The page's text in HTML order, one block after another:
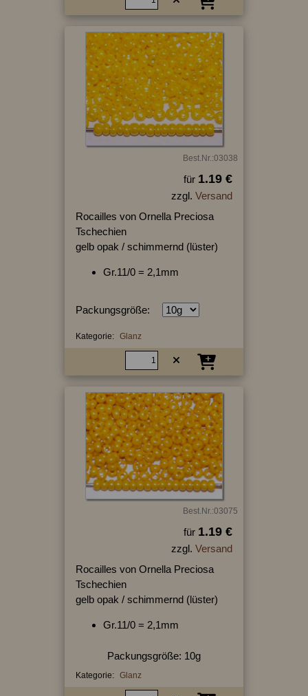
Best.Nr.:03038
für 1.19 €
zzgl. Versand
Rocailles von Ornella Preciosa
Tschechien
gelb opak / schimmernd (lüster)
Gr.11/0 = 2,1mm
Packungsgröße:
Kategorie: Glanz
Best.Nr.:03075
für 1.19 €
zzgl. Versand
Rocailles von Ornella Preciosa
Tschechien
gelb opak / schimmernd (lüster)
Gr.11/0 = 2,1mm
Packungsgröße: 10g
Kategorie: Glanz